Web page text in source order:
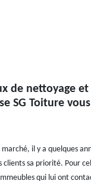
de nettoyage
SG Toiture
il y a quelques
clients sa priorité. Pour
qui lui ont